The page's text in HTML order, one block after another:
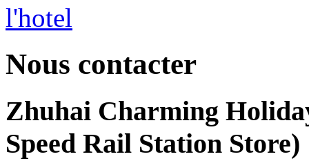
Nous contacter
Zhuhai Charming
Speed Rail Station Store)